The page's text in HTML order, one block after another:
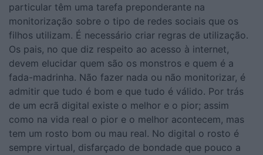
particular têm uma tarefa preponderante na
monitorização sobre o tipo de redes sociais que os
filhos utilizam. É necessário criar regras de utilização.
Os pais, no que diz respeito ao acesso à internet,
devem elucidar quem são os monstros e quem é a
fada-madrinha. Não fazer nada ou não monitorizar, é
admitir que tudo é bom e que tudo é válido. Por trás
de um ecrã digital existe o melhor e o pior; assim
como na vida real o pior e o melhor acontecem, mas
tem um rosto bom ou mau real. No digital o rosto é
sempre virtual, disfarçado de bondade que pouco a